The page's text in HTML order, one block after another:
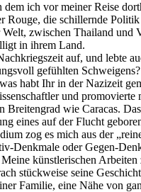
ich vor meiner Reise
die schillernde
zwischen Thailand
in ihrem Land.
auf, und lebte
gefühlten
habt Ihr in der Nazizeit
und
wie Caracas.
eines auf der Flucht
zog es mich aus der
Denkmale oder Gegen-
künstlerischen
stückweise seine
Familie, eine Nähe von